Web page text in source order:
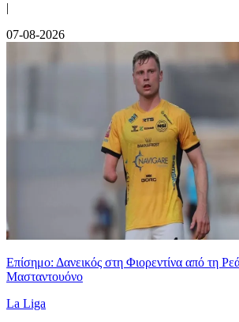
|
07-08-2026
Επίσημο: Δανεικός στη Φιορεντίνα από τη
Μασταντουόνο
La Liga